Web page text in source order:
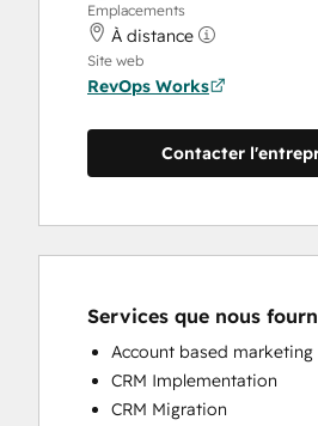
Emplacements
À distance
Site web
RevOps Works
Contacter
Services que nous
Account based marketing
CRM Implementation
CRM Migration